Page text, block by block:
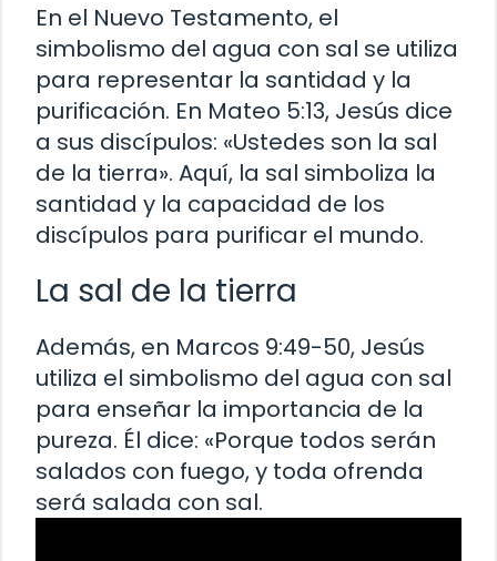
En el Nuevo Testamento, el
simbolismo del agua con sal se utiliza
para representar la santidad y la
purificación. En Mateo 5:13, Jesús dice
a sus discípulos: «Ustedes son la sal
de la tierra». Aquí, la sal simboliza la
santidad y la capacidad de los
discípulos para purificar el mundo.
La sal de la tierra
Además, en Marcos 9:49-50, Jesús
utiliza el simbolismo del agua con sal
para enseñar la importancia de la
pureza. Él dice: «Porque todos serán
salados con fuego, y toda ofrenda
será salada con sal.